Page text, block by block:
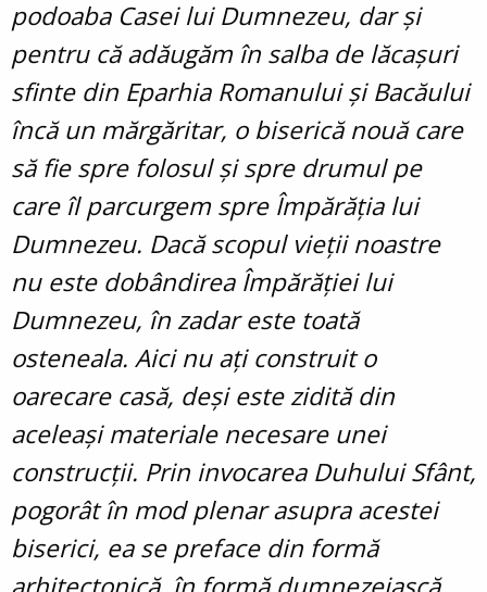
podoaba Casei lui Dumnezeu, dar și
pentru că adăugăm în salba de lăcașuri
sfinte din Eparhia Romanului și Bacăului
încă un mărgăritar, o biserică nouă care
să fie spre folosul și spre drumul pe
care îl parcurgem spre Împărăția lui
Dumnezeu. Dacă scopul vieții noastre
nu este dobândirea Împărăției lui
Dumnezeu, în zadar este toată
osteneala. Aici nu ați construit o
oarecare casă, deși este zidită din
aceleași materiale necesare unei
construcții. Prin invocarea Duhului Sfânt,
pogorât în mod plenar asupra acestei
biserici, ea se preface din formă